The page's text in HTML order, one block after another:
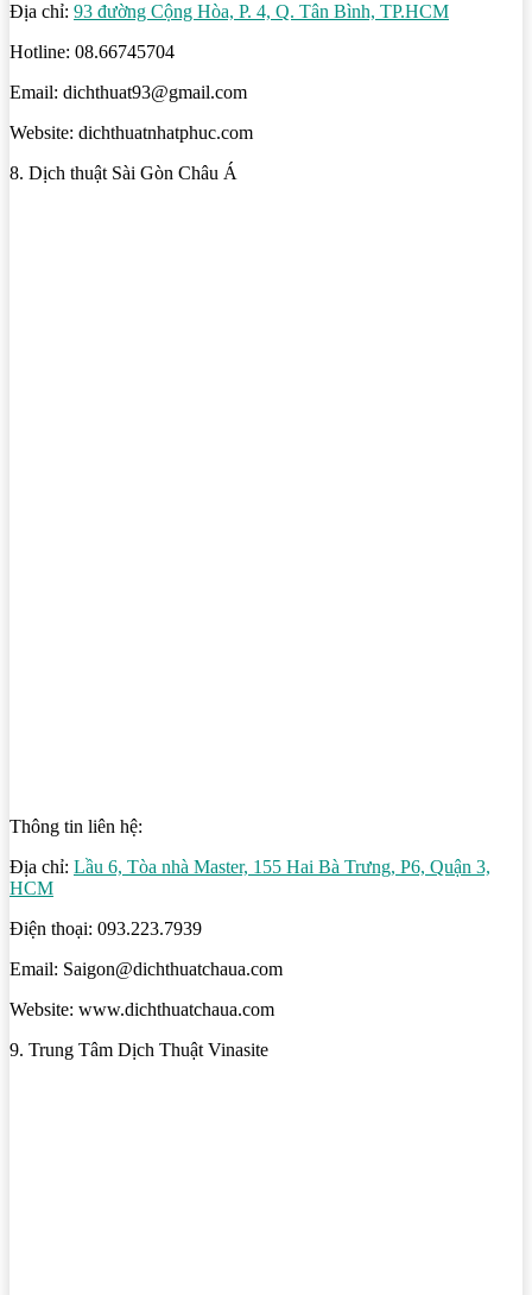
Địa chỉ: 93 đường Cộng Hòa, P. 4, Q. Tân Bình, TP.HCM
Hotline: 08.66745704
Email: dichthuat93@gmail.com
Website: dichthuatnhatphuc.com
8. Dịch thuật Sài Gòn Châu Á
Thông tin liên hệ:
Địa chỉ: Lầu 6, Tòa nhà Master, 155 Hai Bà Trưng, P6, Quận 3,
HCM
Điện thoại: 093.223.7939
Email: Saigon@dichthuatchaua.com
Website: www.dichthuatchaua.com
9. Trung Tâm Dịch Thuật Vinasite